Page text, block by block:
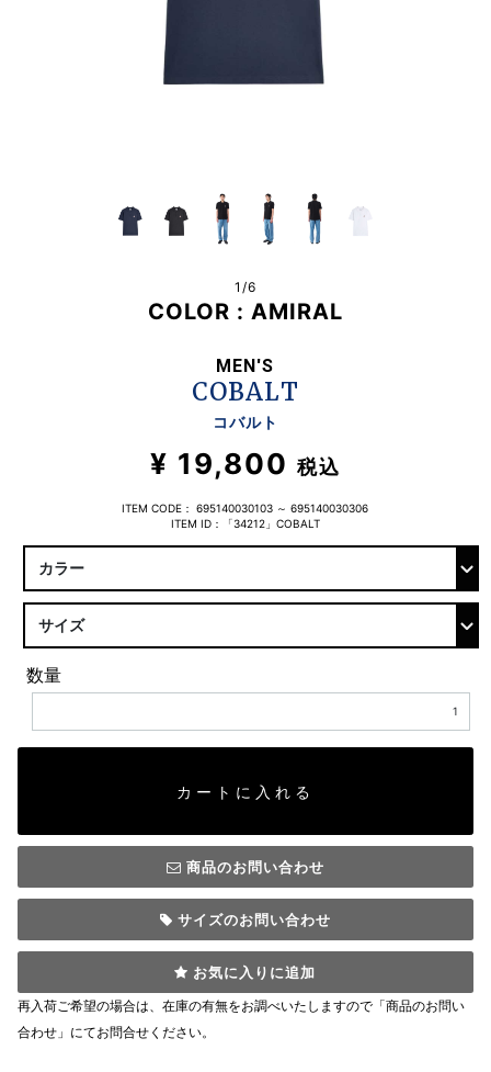
1/6
COLOR : AMIRAL
MEN'S
COBALT
コバルト
¥ 19,800 税込
ITEM CODE：695140030103 ～ 695140030306
ITEM ID：「34212」COBALT
数量
カートに入れる
商品のお問い合わせ
サイズのお問い合わせ
お気に入りに追加
再入荷ご希望の場合は、在庫の有無をお調べいたしますので「商品のお問い
合わせ」にてお問合せください。